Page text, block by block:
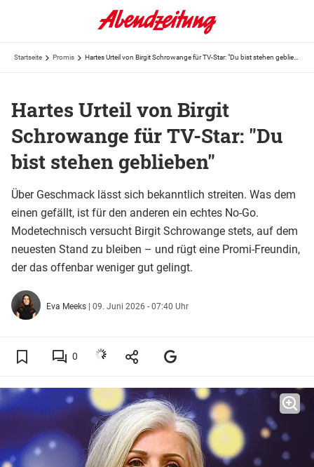
Startseite Promis
Hartes Urteil von Birgit
Schrowange für TV-Star: "Du
bist stehen geblieben"
Über Geschmack lässt sich bekanntlich streiten. Was dem
einen gefällt, ist für den anderen ein echtes No-Go.
Modetechnisch versucht Birgit Schrowange stets, auf dem
neuesten Stand zu bleiben – und rügt eine Promi-Freundin,
der das offenbar weniger gut gelingt.
Eva Meeks | 09. Juni 2026 - 07:40 Uhr
0